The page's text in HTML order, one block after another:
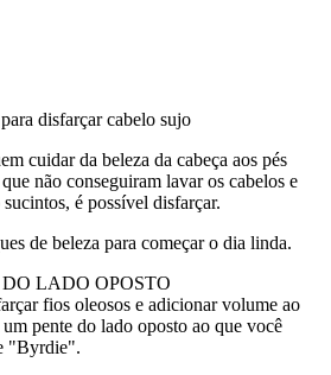
disfarçar cabelo sujo
cuidar da beleza da cabeça aos pés
não conseguiram lavar os cabelos e
é possível disfarçar.
de beleza para começar o dia linda.
LADO OPOSTO
fios oleosos e adicionar volume ao
pente do lado oposto ao que você
"Byrdie".